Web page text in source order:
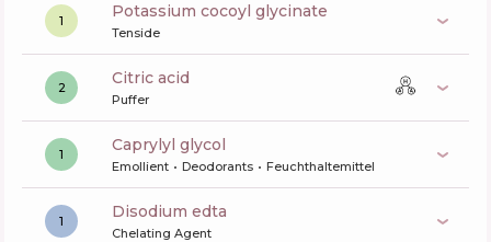
1 potassium cocoyl glycinate
Tenside
2 citric acid
Puffer
1 caprylyl glycol
Emollient Deodorants Feuchthaltemittel
1 disodium edta
Chelating Agent